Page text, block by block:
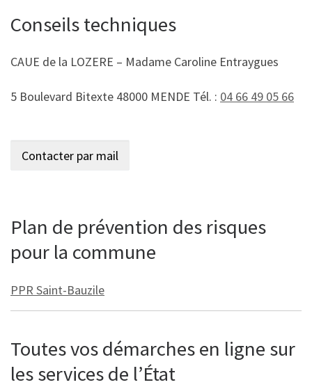
Conseils techniques
CAUE de la LOZERE – Madame Caroline Entraygues
5 Boulevard Bitexte 48000 MENDE Tél. : 04 66 49 05 66
Plan de prévention des risques
pour la commune
PPR Saint-Bauzile
Toutes vos démarches en ligne sur
les services de l’État